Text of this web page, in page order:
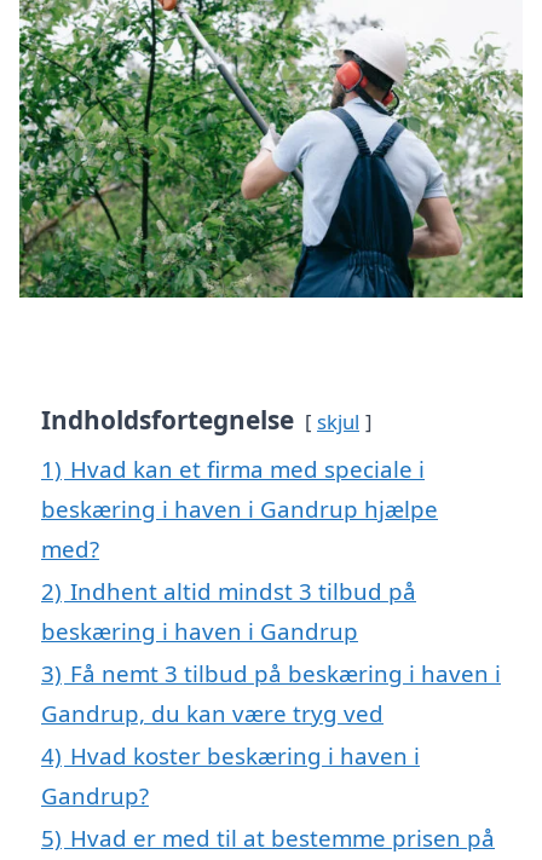
Indholdsfortegnelse skjul
1) Hvad kan et firma med speciale i
beskæring i haven i Gandrup hjælpe
med?
2) Indhent altid mindst 3 tilbud på
beskæring i haven i Gandrup
3) Få nemt 3 tilbud på beskæring i haven i
Gandrup, du kan være tryg ved
4) Hvad koster beskæring i haven i
Gandrup?
5) Hvad er med til at bestemme prisen på